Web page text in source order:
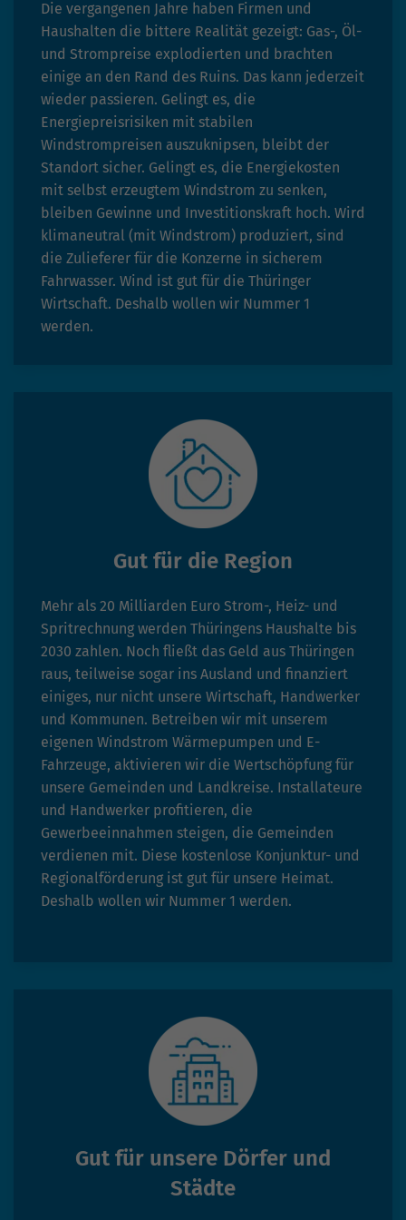
Die vergangenen Jahre haben Firmen und
Haushalten die bittere Realität gezeigt: Gas-, Öl-
und Strompreise explodierten und brachten
einige an den Rand des Ruins. Das kann jederzeit
wieder passieren. Gelingt es, die
Energiepreisrisiken mit stabilen
Windstrompreisen auszuknipsen, bleibt der
Standort sicher. Gelingt es, die Energiekosten
mit selbst erzeugtem Windstrom zu senken,
bleiben Gewinne und Investitionskraft hoch. Wird
klimaneutral (mit Windstrom) produziert, sind
die Zulieferer für die Konzerne in sicherem
Fahrwasser. Wind ist gut für die Thüringer
Wirtschaft. Deshalb wollen wir Nummer 1
werden.
Gut für die Region
Mehr als 20 Milliarden Euro Strom-, Heiz- und
Spritrechnung werden Thüringens Haushalte bis
2030 zahlen. Noch fließt das Geld aus Thüringen
raus, teilweise sogar ins Ausland und finanziert
einiges, nur nicht unsere Wirtschaft, Handwerker
und Kommunen. Betreiben wir mit unserem
eigenen Windstrom Wärmepumpen und E-
Fahrzeuge, aktivieren wir die Wertschöpfung für
unsere Gemeinden und Landkreise. Installateure
und Handwerker profitieren, die
Gewerbeeinnahmen steigen, die Gemeinden
verdienen mit. Diese kostenlose Konjunktur- und
Regionalförderung ist gut für unsere Heimat.
Deshalb wollen wir Nummer 1 werden.
Gut für unsere Dörfer und
Städte
aufgezeichnete Datenmenge zu
begrenzen.